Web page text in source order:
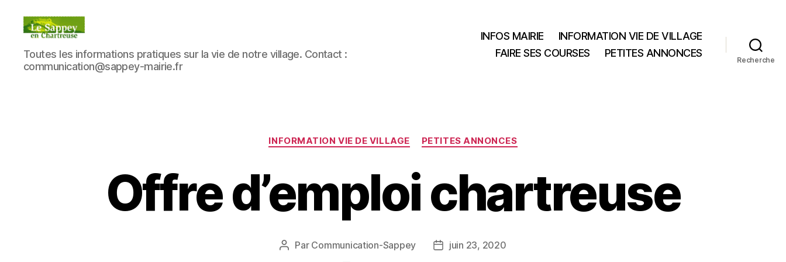
Blog
du
sappey
Toutes les informations pratiques sur la vie de notre village. Contact :
communication@sappey-mairie.fr
INFOS MAIRIE
INFORMATION VIE DE VILLAGE
FAIRE SES COURSES
PETITES ANNONCES
Recherche
Catégories
INFORMATION VIE DE VILLAGE PETITES ANNONCES
Offre d’emploi chartreuse
Auteur
Par Communication-Sappey
Datejuin 23, 2020